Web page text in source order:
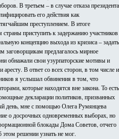
В третьем – в случае отказа президента
его действия как
преступлением. В итоге
приступить к задержанию участников
концепцию выхода из кризиса – задать
заговорщикам предлагалось мирное
обнажали свои узурпаторские мотивы и
В ответ со всех сторон, в том числе и
я услышал обвинения в том, что
которые находятся вне закона. То есть
декларации политиков, призванных
день, мне с помощью Олега Румянцева
о досрочных одновременных выборах, но
блокады Дома Советов, отчего
решении узнать не мог.